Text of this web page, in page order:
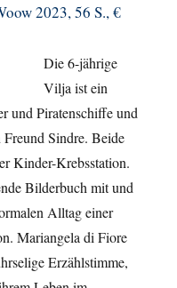
2023, 56 S., €
Die 6-jährige
Vilja ist ein
und Piratenschiffe und
Freund Sindre. Beide
Kinder-Krebsstation.
Bilderbuch mit und
Alltag einer
Mariangela di Fiore
Erzählstimme,